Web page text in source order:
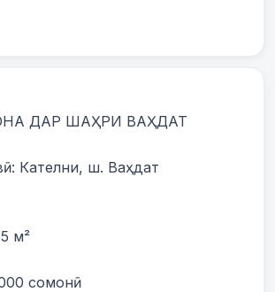
ДАР ШАҲРИ ВАҲДАТ
Кателни, ш. Ваҳдат
м²
сомонӣ